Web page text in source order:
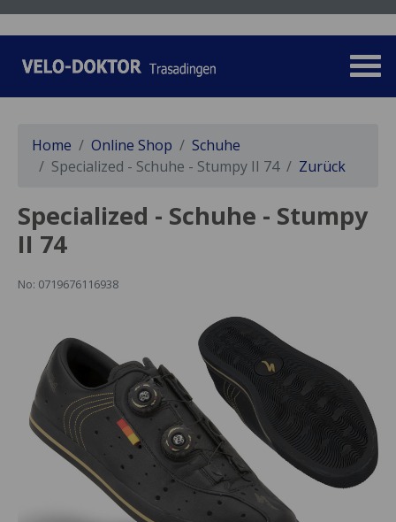
Home Online Shop
Schuhe
Specialized - Schuhe - Stumpy II 74
Zurück
Specialized - Schuhe - Stumpy
II 74
No: 0719676116938